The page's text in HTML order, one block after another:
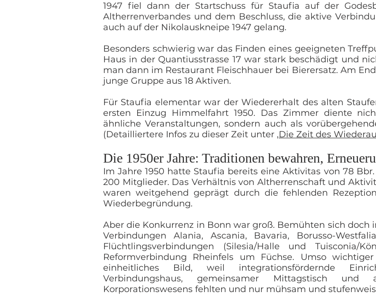
1947 fiel dann der Startschuss für Staufia auf der
Altherrenverbandes und dem Beschluss, die aktive
auch auf der Nikolauskneipe 1947 gelang.
Besonders schwierig war das Finden eines geeigneten
Haus in der Quantiusstrasse 17 war stark beschädigt und
man dann im Restaurant Fleischhauer bei Bierersatz. Am
junge Gruppe aus 18 Aktiven.
Für Staufia elementar war der Wiedererhalt des alten
ersten Einzug Himmelfahrt 1950. Das Zimmer diente
ähnliche Veranstaltungen, sondern auch als
(Detailliertere Infos zu dieser Zeit unter ‚Die Zeit des
Die 1950er Jahre: Traditionen bewahren,
Im Jahre 1950 hatte Staufia bereits eine Aktivitas von 78
200 Mitglieder. Das Verhältnis von Altherrenschaft und
waren weitgehend geprägt durch die fehlenden
Wiederbegründung.
Aber die Konkurrenz in Bonn war groß. Bemühten sich doch
Verbindungen Alania, Ascania, Bavaria, Borusso-
Flüchtlingsverbindungen (Silesia/Halle und Tuisconia/
Reformverbindung Rheinfels um Füchse. Umso
einheitliches Bild, weil integrationsfördernde
Verbindungshaus, gemeinsamer Mittagstisch und
Korporationswesens fehlten und nur mühsam und